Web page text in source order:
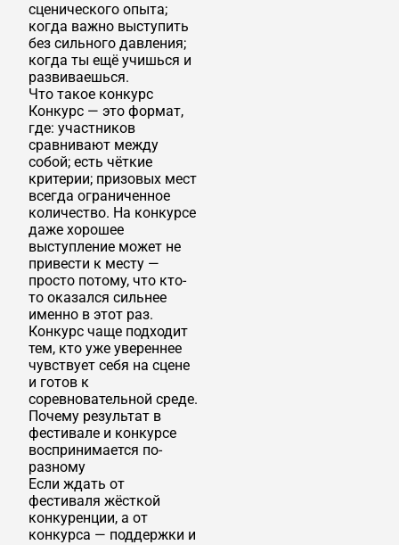
сценического опыта;
когда важно выступить
без сильного давления;
когда ты ещё учишься и
развиваешься.
Что такое конкурс
Конкурс — это формат,
где: участников
сравнивают между
собой; есть чёткие
критерии; призовых мест
всегда ограниченное
количество. На конкурсе
даже хорошее
выступление может не
привести к месту —
просто потому, что кто-
то оказался сильнее
именно в этот раз.
Конкурс чаще подходит
тем, кто уже увереннее
чувствует себя на сцене
и готов к
соревновательной среде.
Почему результат в
фестивале и конкурсе
воспринимается по-
разному
Если ждать от
фестиваля жёсткой
конкуренции, а от
конкурса — поддержки и